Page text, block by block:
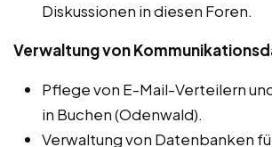
Diskussionen in diesen Foren.
Verwaltung von
Pflege von E-Mail-Verteilern
in Buchen (Odenwald).
Verwaltung von Datenbanken